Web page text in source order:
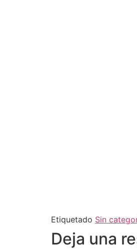
Etiquetado Sin
Deja una